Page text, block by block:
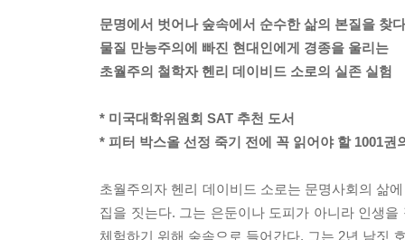
문명에서 벗어나 숲속에서 순수한 삶의 본질을 찾다
물질 만능주의에 빠진 현대인에게 경종을 울리는
초월주의 철학자 헨리 데이비드 소로의 실존 실험
* 미국대학위원회 SAT 추천 도서
* 피터 박스올 선정 죽기 전에 꼭 읽어야 할 1001권
초월주의자 헨리 데이비드 소로는 문명사회의 삶
집을 짓는다. 그는 은둔이나 도피가 아니라 인생
체험하기 위해 숲속으로 들어간다. 그는 2년 남짓